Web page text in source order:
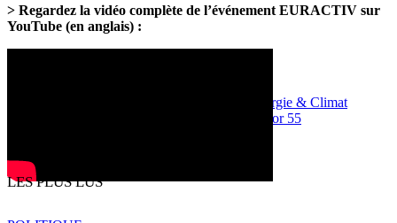
> Regardez la vidéo complète de l’événement EURACTIV sur
YouTube (en anglais) :
Energie & Climat
Fit for 55
LES PLUS LUS